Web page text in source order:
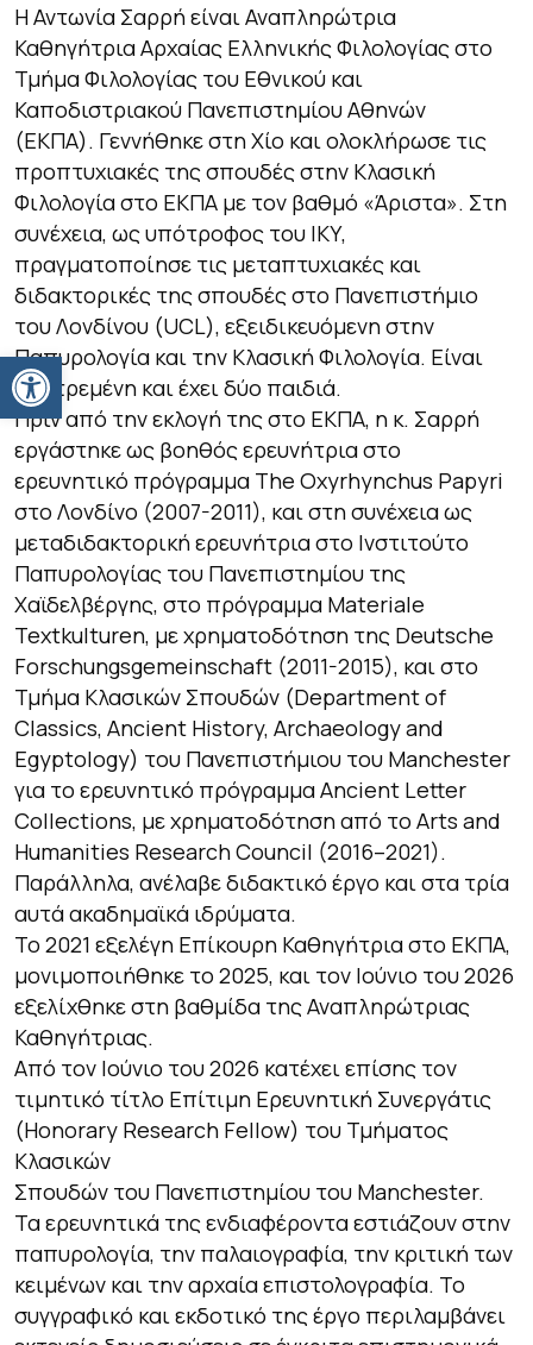
Ανοίξτε τη γραμμή εργαλείων
Η Αντωνία Σαρρή είναι Αναπληρώτρια
Καθηγήτρια Αρχαίας Ελληνικής Φιλολογίας στο
Τμήμα Φιλολογίας του Εθνικού και
Καποδιστριακού Πανεπιστημίου Αθηνών
(ΕΚΠΑ). Γεννήθηκε στη Χίο και ολοκλήρωσε τις
προπτυχιακές της σπουδές στην Κλασική
Φιλολογία στο ΕΚΠΑ με τον βαθμό «Άριστα». Στη
συνέχεια, ως υπότροφος του ΙΚΥ,
πραγματοποίησε τις μεταπτυχιακές και
διδακτορικές της σπουδές στο Πανεπιστήμιο
του Λονδίνου (UCL), εξειδικευόμενη στην
Παπυρολογία και την Κλασική Φιλολογία. Είναι
παντρεμένη και έχει δύο παιδιά.
Πριν από την εκλογή της στο ΕΚΠΑ, η κ. Σαρρή
εργάστηκε ως βοηθός ερευνήτρια στο
ερευνητικό πρόγραμμα The Oxyrhynchus Papyri
στο Λονδίνο (2007-2011), και στη συνέχεια ως
μεταδιδακτορική ερευνήτρια στο Ινστιτούτο
Παπυρολογίας του Πανεπιστημίου της
Χαϊδελβέργης, στο πρόγραμμα Materiale
Textkulturen, με χρηματοδότηση της Deutsche
Forschungsgemeinschaft (2011-2015), και στο
Τμήμα Κλασικών Σπουδών (Department of
Classics, Ancient History, Archaeology and
Egyptology) του Πανεπιστήμιου του Manchester
για το ερευνητικό πρόγραμμα Ancient Letter
Collections, με χρηματοδότηση από το Arts and
Humanities Research Council (2016–2021).
Παράλληλα, ανέλαβε διδακτικό έργο και στα τρία
αυτά ακαδημαϊκά ιδρύματα.
Το 2021 εξελέγη Επίκουρη Καθηγήτρια στο ΕΚΠΑ,
μονιμοποιήθηκε το 2025, και τον Ιούνιο του 2026
εξελίχθηκε στη βαθμίδα της Αναπληρώτριας
Καθηγήτριας.
Από τον Ιούνιο του 2026 κατέχει επίσης τον
τιμητικό τίτλο Επίτιμη Ερευνητική Συνεργάτις
(Honorary Research Fellow) του Τμήματος
Κλασικών
Σπουδών του Πανεπιστημίου του Manchester.
Τα ερευνητικά της ενδιαφέροντα εστιάζουν στην
παπυρολογία, την παλαιογραφία, την κριτική των
κειμένων και την αρχαία επιστολογραφία. Το
συγγραφικό και εκδοτικό της έργο περιλαμβάνει